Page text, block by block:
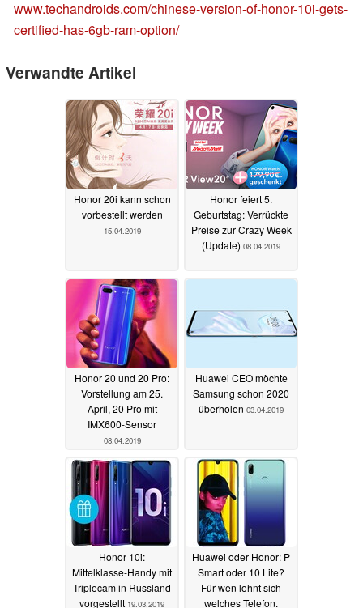
www.techandroids.com/chinese-version-of-honor-10i-gets-
certified-has-6gb-ram-option/
Verwandte Artikel
Honor 20i kann schon
vorbestellt werden
15.04.2019
Honor feiert 5.
Geburtstag: Verrückte
Preise zur Crazy Week
(Update) 08.04.2019
Honor 20 und 20 Pro:
Vorstellung am 25.
April, 20 Pro mit
IMX600-Sensor
08.04.2019
Huawei CEO möchte
Samsung schon 2020
überholen 03.04.2019
Honor 10i:
Mittelklasse-Handy mit
Triplecam in Russland
vorgestellt 19.03.2019
Huawei oder Honor: P
Smart oder 10 Lite?
Für wen lohnt sich
welches Telefon.